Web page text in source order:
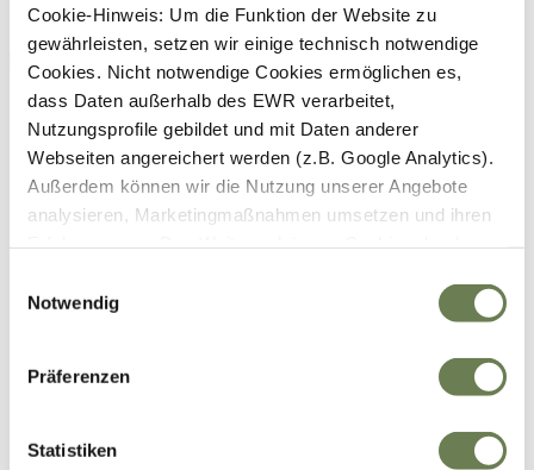
Cookie-Hinweis: Um die Funktion der Website zu
gewährleisten, setzen wir einige technisch notwendige
Cookies. Nicht notwendige Cookies ermöglichen es,
dass Daten außerhalb des EWR verarbeitet,
Nutzungsprofile gebildet und mit Daten anderer
Webseiten angereichert werden (z.B. Google Analytics).
Außerdem können wir die Nutzung unserer Angebote
analysieren, Marketingmaßnahmen umsetzen und ihren
Für die genannten Verarbeitungszwecke können
Cookies, Geräte-Kennungen oder andere Infos auf Ihrem
Gerät gespeichert oder abgerufen werden. Indem Sie auf
„Zustimmen“ klicken, stimmen Sie diesen
Sie in unserer
. Ihre Zustimmung
Notwendig
Präferenzen
Statistiken